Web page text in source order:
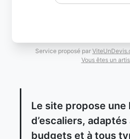
Service proposé par
Vous êtes un
Le site propose une
d’escaliers,
budgets et à tous